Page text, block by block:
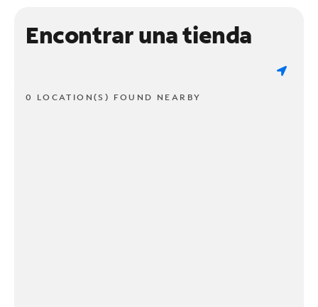
Encontrar una tienda
0 LOCATION(S) FOUND NEARBY